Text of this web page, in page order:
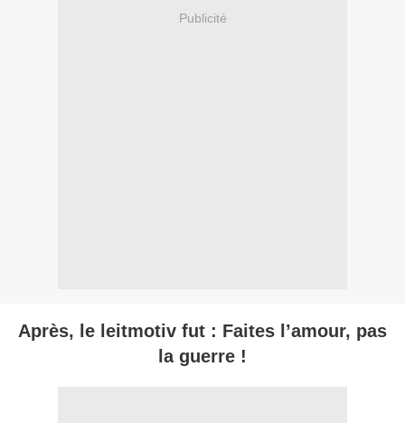
Publicité
Après, le leitmotiv fut : Faites l’amour, pas
la guerre !